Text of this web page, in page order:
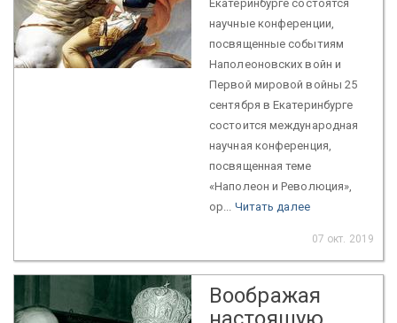
Екатеринбурге состоятся
научные конференции,
посвященные событиям
Наполеоновских войн и
Первой мировой войны 25
сентября в Екатеринбурге
состоится международная
научная конференция,
посвященная теме
«Наполеон и Революция»,
ор... Читать далее
07 окт. 2019
Воображая